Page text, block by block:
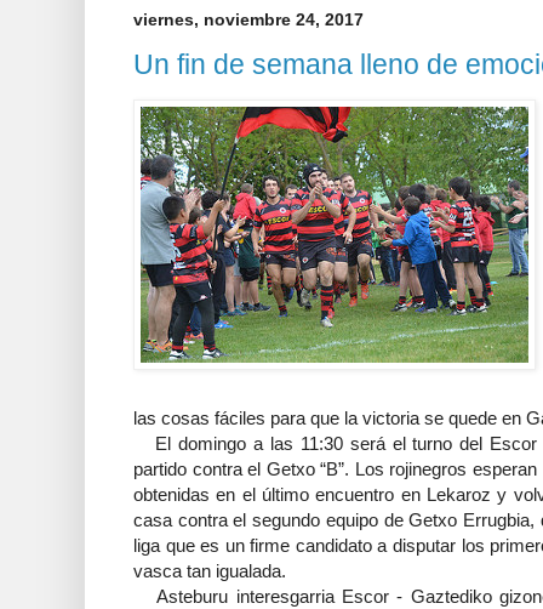
viernes, noviembre 24, 2017
Un fin de semana lleno de
las cosas fáciles para que la victoria se quede en
El domingo a las 11:30 será el turno del Escor
partido contra el Getxo “B”. Los rojinegros
obtenidas en el último encuentro en Lekaroz y
casa contra el segundo equipo de Getxo
liga que es un firme candidato a disputar los
vasca tan igualada.
Asteburu interesgarria Escor - Gaztediko